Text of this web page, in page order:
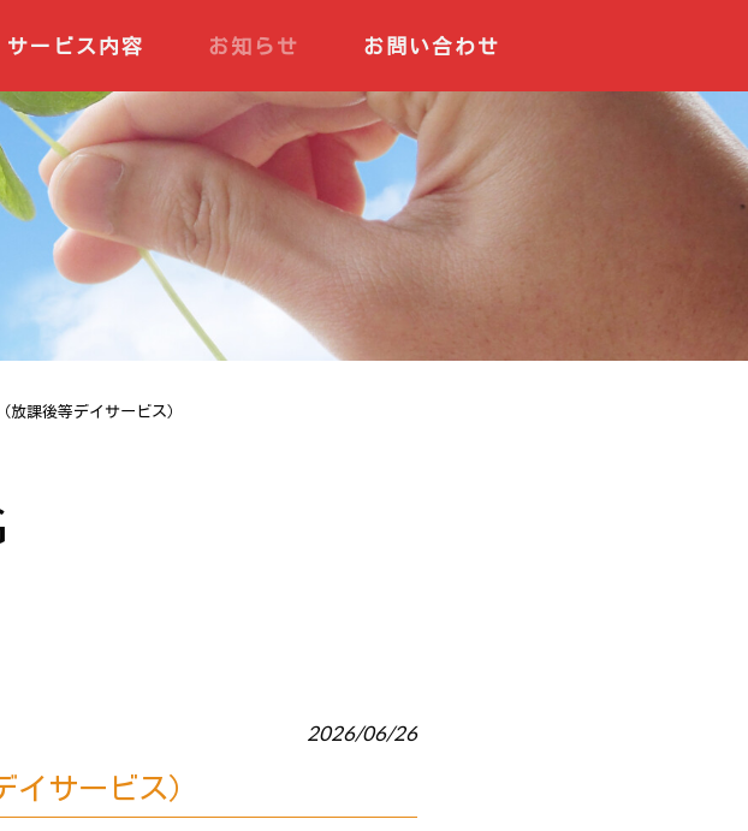
サービス内容 お知らせ お問い合わせ
放課後等デイサービス）
2026/06/26
サービス）